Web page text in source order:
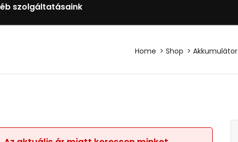
szolgáltatásaink
Home Shop Akkumulátor